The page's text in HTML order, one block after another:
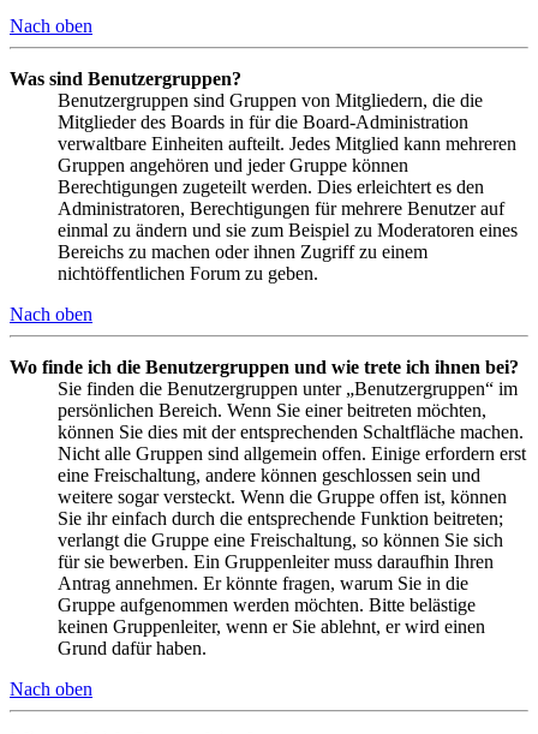
Nach oben
Was sind Benutzergruppen?
Benutzergruppen sind Gruppen von Mitgliedern, die die
Mitglieder des Boards in für die Board-Administration
verwaltbare Einheiten aufteilt. Jedes Mitglied kann mehreren
Gruppen angehören und jeder Gruppe können
Berechtigungen zugeteilt werden. Dies erleichtert es den
Administratoren, Berechtigungen für mehrere Benutzer auf
einmal zu ändern und sie zum Beispiel zu Moderatoren eines
Bereichs zu machen oder ihnen Zugriff zu einem
nichtöffentlichen Forum zu geben.
Nach oben
Wo finde ich die Benutzergruppen und wie trete ich ihnen bei?
Sie finden die Benutzergruppen unter „Benutzergruppen“ im
persönlichen Bereich. Wenn Sie einer beitreten möchten,
können Sie dies mit der entsprechenden Schaltfläche machen.
Nicht alle Gruppen sind allgemein offen. Einige erfordern erst
eine Freischaltung, andere können geschlossen sein und
weitere sogar versteckt. Wenn die Gruppe offen ist, können
Sie ihr einfach durch die entsprechende Funktion beitreten;
verlangt die Gruppe eine Freischaltung, so können Sie sich
für sie bewerben. Ein Gruppenleiter muss daraufhin Ihren
Antrag annehmen. Er könnte fragen, warum Sie in die
Gruppe aufgenommen werden möchten. Bitte belästige
keinen Gruppenleiter, wenn er Sie ablehnt, er wird einen
Grund dafür haben.
Nach oben